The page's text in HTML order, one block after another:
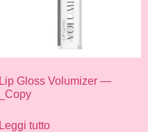
Lip Gloss Volumizer —
_Copy
Leggi tutto